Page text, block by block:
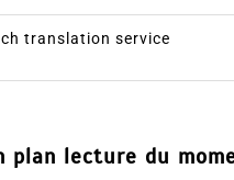
translation service
plan lecture du